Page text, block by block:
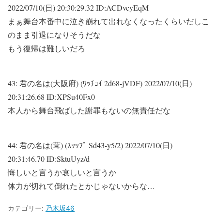
2022/07/10(日) 20:30:29.32 ID:ACDvcyEqM
まぁ舞台本番中に泣き崩れて出れなくなったくらいだしこ
のまま引退になりそうだな
もう復帰は難しいだろ
43: 君の名は(大阪府) (ﾜｯﾁｮｲ 2d68-jVDF)2022/07/10(日)
20:31:26.68 ID:XPSu40Fx0
本人から舞台飛ばした謝罪もないの無責任だな
44: 君の名は(茸) (ｽｯｯﾌﾟ Sd43-y5/2)2022/07/10(日)
20:31:46.70 ID:SktuUyz/d
悔しいと言うか哀しいと言うか
体力が切れて倒れたとかじゃないからな…
カテゴリー: 乃木坂46